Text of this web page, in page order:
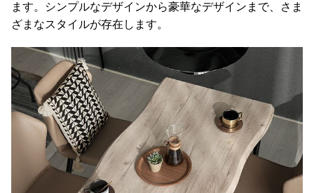
ます。シンプルなデザインから豪華なデザインまで、さま
ざまなスタイルが存在します。